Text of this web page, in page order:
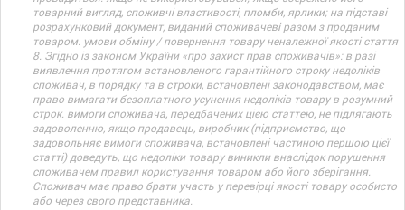
товарний вигляд, споживчі властивості, пломби, ярлики; на підставі
розрахунковий документ, виданий споживачеві разом з проданим
товаром. умови обміну / повернення товару неналежної якості стаття
8. Згідно із законом України «про захист прав споживачів»: в разі
виявлення протягом встановленого гарантійного строку недоліків
споживач, в порядку та в строки, встановлені законодавством, має
право вимагати безоплатного усунення недоліків товару в розумний
строк. вимоги споживача, передбачених цією статтею, не підлягають
задоволенню, якщо продавець, виробник (підприємство, що
задовольняє вимоги споживача, встановлені частиною першою цієї
статті) доведуть, що недоліки товару виникли внаслідок порушення
споживачем правил користування товаром або його зберігання.
Споживач має право брати участь у перевірці якості товару особисто
або через свого представника.